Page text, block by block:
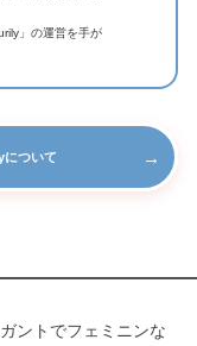
」の運営を手が
について →
ントでフェミニンな